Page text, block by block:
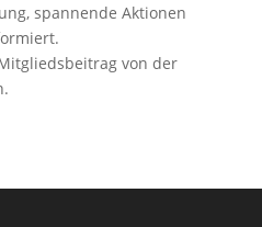
spannende Aktionen
von der